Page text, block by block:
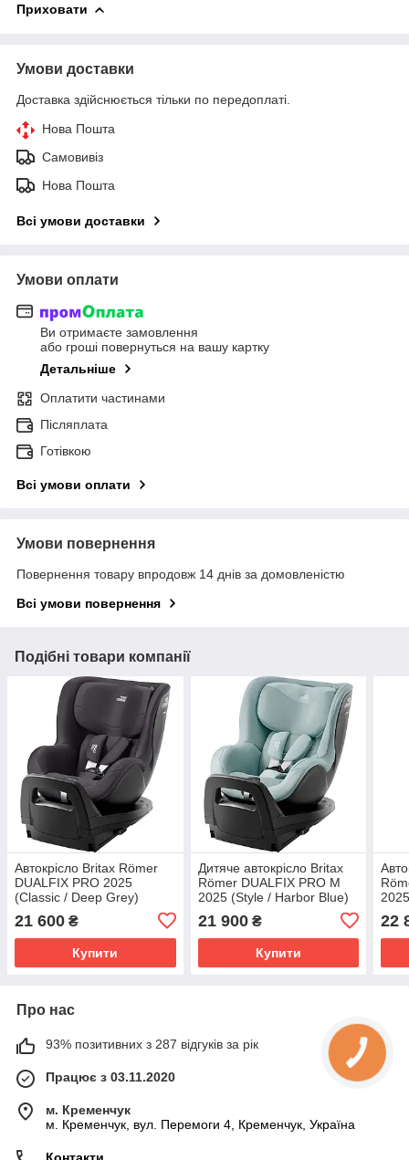
Приховати
Умови доставки
Доставка здійснюється тільки по передоплаті.
Нова Пошта
Самовивіз
Нова Пошта
Всі умови доставки
Умови оплати
Ви отримаєте замовлення
або гроші повернуться на вашу картку
Детальніше
Оплатити частинами
Післяплата
Готівкою
Всі умови оплати
Умови повернення
Повернення товару впродовж 14 днів за домовленістю
Всі умови повернення
Подібні товари компанії
Автокрісло Britax Römer
DUALFIX PRO 2025
(Classic / Deep Grey)
21 600 ₴
Купити
Дитяче автокрісло Britax
Römer DUALFIX PRO M
2025 (Style / Harbor Blue)
21 900₴
Купити
22
Про нас
93% позитивних з 287 відгуків за рік
Працює з 03.11.2020
м. Кременчук
м. Кременчук, вул. Перемоги 4, Кременчук, Україна
Контакти